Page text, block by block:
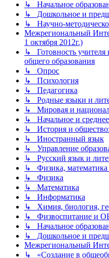
↳ Начальное
↳ Дошкольное и
↳ Научно-
Межрегиональный
1 октября 2012г.)
↳ Готовность
общего образования
↳ Опрос
↳ Психология
↳ Педагогика
↳ Родные языки и
↳ Мировая и
↳ Начальное и
↳ История и
↳ Иностранный язык
↳ Управление
↳ Русский язык и
↳ Физика, математика
↳ Физика
↳ Математика
↳ Информатика
↳ Химия, биология,
↳ Физвоспитание и
↳ Начальное
↳ Дошкольное и
Межрегиональный
↳ «Создание в